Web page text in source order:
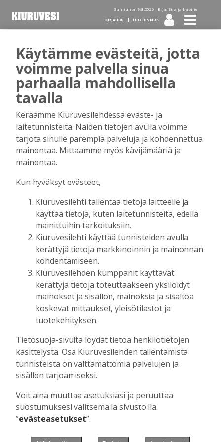
Sunnuntai 9.8.2026 - Erja, Eira ja Natalie
KIRJAUDU LUO TUNNUS
Tilaa Kiuruvesi-lehti diginä
tai kotiinkannettuna!
Kirjaudu
Sähköposti
Salasana
Muista minut
Unohtuiko salasana?
se tästä.
Käyntiosoite :
Kiuruvesi Lehti oy
Niemistenkatu 4
Kiuruvesi
Käytämme evästeitä, jotta
voimme palvella sinua
parhaalla mahdollisella
tavalla
Keräämme Kiuruvesilehdessä eväste- ja
laitetunnisteita. Näiden tietojen avulla voimme
tarjota sinulle parempia palveluja ja kohdennettua
mainontaa. Mittaamme myös kävijämääriä ja
mainontaa.
Kun hyväksyt evästeet,
Kiuruvesilehti tallentaa tietoja laitteelle ja
käyttää tietoja, kuten laitetunnisteita, edellä
mainittuihin tarkoituksiin.
Kiuruvesilehti käyttää tunnisteiden avulla
kerättyjä tietoja markkinoinnin ja mainonnan
kohdentamiseen.
Kiuruvesilehden kumppanit käyttävät
kerättyjä tietoja toteuttaakseen yksilöidyt
mainokset ja sisällön, mainoksia ja sisältöä
koskevat mittaukset, yleisötilastot ja
tuotekehityksen.
Tietosuoja-sivulta löydät tietoa henkilötietojen
käsittelystä. Osa Kiuruvesilehden tallentamista
tunnisteista on välttämättömiä palvelujen ja
sisällön tarjoamiseksi.
Voit aina muuttaa asetuksiasi ja peruuttaa
suostumuksesi valitsemalla sivustoilla
”evästeasetukset”.